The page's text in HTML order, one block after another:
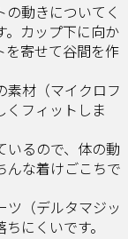
動きについてく
。カップ下に向か
を寄せて谷間を作
素材（マイクロフ
くフィットしま
いるので、体の動
んな着けごこちで
（デルタマジッ
にくいです。